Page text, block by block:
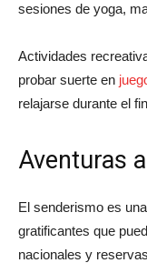
sesiones de yoga,
Actividades
probar suerte en
relajarse durante el
Aventuras
El senderismo es
gratificantes que
nacionales y